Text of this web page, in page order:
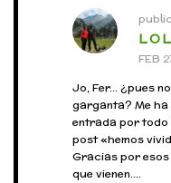
FEB
Jo, Fer… ¿pues
garganta? Me
entrada por todo
post «hemos
Gracias por
que vienen….